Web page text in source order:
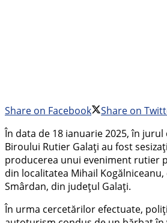
Share on Facebook
Share on
În data de 18 ianuarie 2025, în
Biroului Rutier Galați au fost
producerea unui eveniment rutier
din localitatea Mihail
Smârdan, din județul Galați.
În urma cercetărilor efectuate,